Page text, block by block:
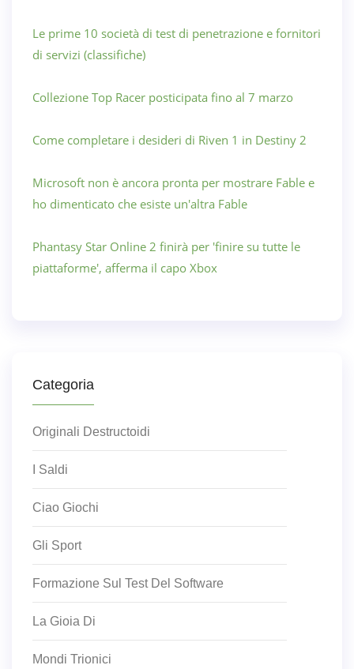
Le prime 10 società di test di penetrazione e fornitori
di servizi (classifiche)
Collezione Top Racer posticipata fino al 7 marzo
Come completare i desideri di Riven 1 in Destiny 2
Microsoft non è ancora pronta per mostrare Fable e
ho dimenticato che esiste un'altra Fable
Phantasy Star Online 2 finirà per 'finire su tutte le
piattaforme', afferma il capo Xbox
Categoria
Originali Destructoidi
I Saldi
Ciao Giochi
Gli Sport
Formazione Sul Test Del Software
La Gioia Di
Mondi Trionici